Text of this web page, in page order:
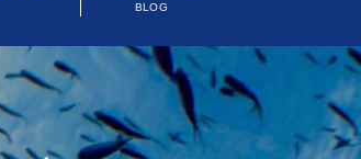
BLOG